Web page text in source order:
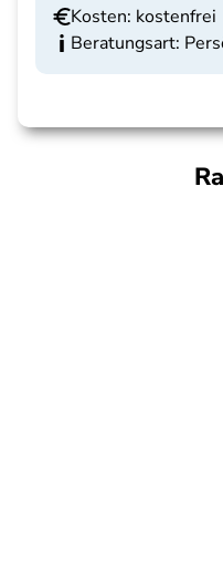
Kosten: kostenfrei
Beratungsart: